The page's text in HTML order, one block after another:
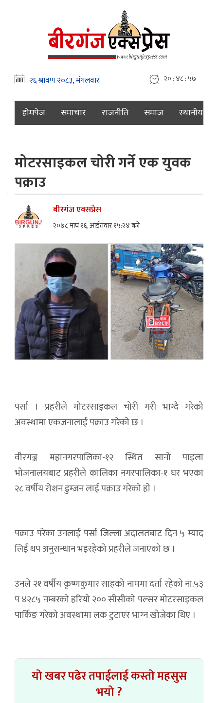
२० : ४८ : ५८
होमपेज समाचार राजनीति समाज स्थानीय
मोटरसाइकल चोरी गर्ने एक युवक
पक्राउ
बीरगंज एक्सप्रेस
२०७८ माघ १६, आईतवार १५:२४ बजे
पर्सा । प्रहरीले मोटरसाइकल चोरी गरी भाग्दै गरेको
अवस्थामा एकजनालाई पक्राउ गरेको छ ।
वीरगञ्ज महानगरपालिका-१२ स्थित सानो पाइला
भोजनालयबाट प्रहरीले कालिका नगरपालिका-१ घर भएका
२८ वर्षीय रोशन डुम्जन लाई पक्राउ गरेको हाे ।
पक्राउ परेका उनलाई पर्सा जिल्ला अदालतबाट दिन ५ म्याद
लिई थप अनुसन्धान भइरहेको प्रहरीले जनाएको छ ।
उनले २१ वर्षीय कृष्णकुमार साहको नाममा दर्ता रहेको ना.५३
प ४२८५ नम्बरको हरियो २०० सीसीको पल्सर मोटरसाइकल
पार्किङ गरेको अवस्थामा लक टुटाएर भाग्‍न खोजेका थिए ।
यो खबर पढेर तपाईलाई कस्तो महसुस
भयो ?